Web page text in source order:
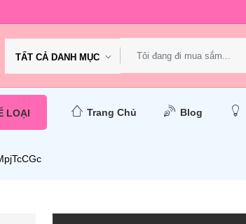
TẤT CẢ DANH MỤC
LOẠI Trang Chủ Blog